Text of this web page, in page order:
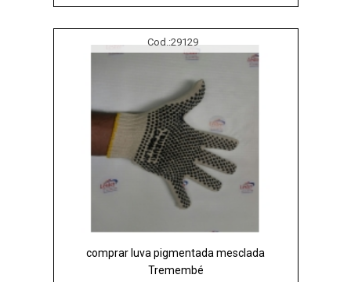
Cod.:29129
comprar luva pigmentada mesclada
Tremembé